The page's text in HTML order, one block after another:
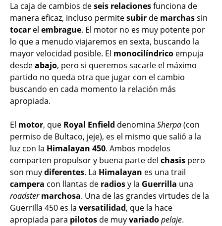
La caja de cambios deseis relacionesfunciona de
manera eficaz, incluso permitesubir de marchassin
tocar el embrague. El motor no es muy potente por
lo que a menudo viajaremos en sexta, buscando la
mayor velocidad posible. El monocilíndrico empuja
desdeabajo, pero si queremos sacarle el máximo
partido no queda otra que jugar con el cambio
buscando en cada momento la relación más
apropiada.
El motor, que Royal Enfield denomina Sherpa(con
permiso de Bultaco, jeje), es el mismo que salió a la
luz con la Himalayan 450. Ambos modelos
comparten propulsor y buena parte del chasis pero
son muydiferentes. La Himalayan es una trail
campera con llantas de radiosy la Guerrilla una
roadster marchosa. Una de las grandes virtudes de la
Guerrilla 450 es la versatilidad, que la hace
apropiada para pilotos de muyvariadopelaje.